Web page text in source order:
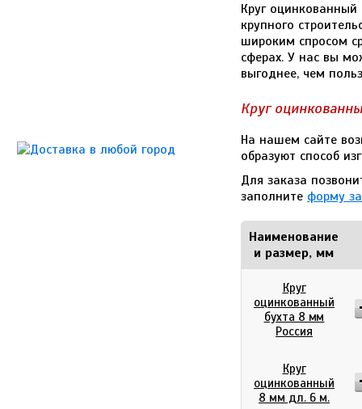
Круг
крупного
широким спросом
сферах. У нас вы
выгоднее, чем
Круг
На нашем сайте
образуют способ
Для заказа
заполните форму
Наименование
и размер, мм
Круг
оцинкованный
бухта 8 мм
Россия
Круг
оцинкованный
8 мм дл. 6 м.